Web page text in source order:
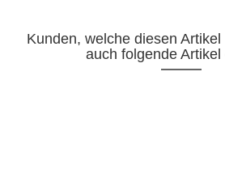
Kunden, welche diesen
auch folgende Artikel